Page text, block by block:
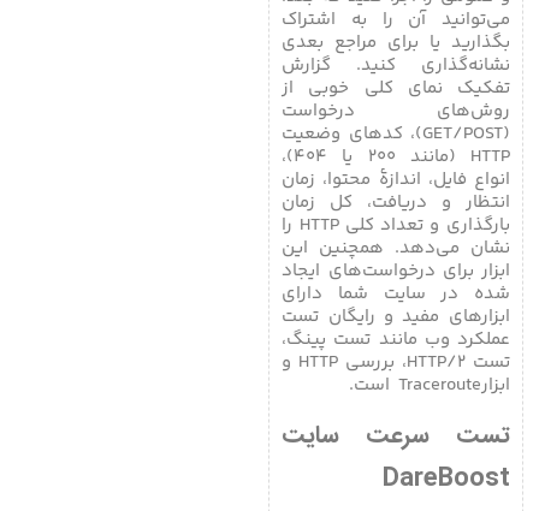
می‌توانید آن را به اشتراک
بگذارید یا برای مراجع بعدی
نشانه‌گذاری کنید. گزارش
تفکیک نمای کلی خوبی از
روش‌های درخواست
(GET/POST)، کدهای وضعیت
HTTP (مانند ۲۰۰ یا ۴۰۴)،
انواع فایل، اندازۀ محتوا، زمان
انتظار و دریافت، کل زمان
بارگذاری و تعداد کلی HTTP را
نشان می‌دهد. همچنین این
ابزار برای درخواست‌های ایجاد
شده در سایت شما دارای
ابزارهای مفید و رایگان تست
عملکرد وب مانند تست پینگ،
تست HTTP/۲، بررسی HTTP و
ابزارTraceroute است.
تست سرعت سایت
DareBoost